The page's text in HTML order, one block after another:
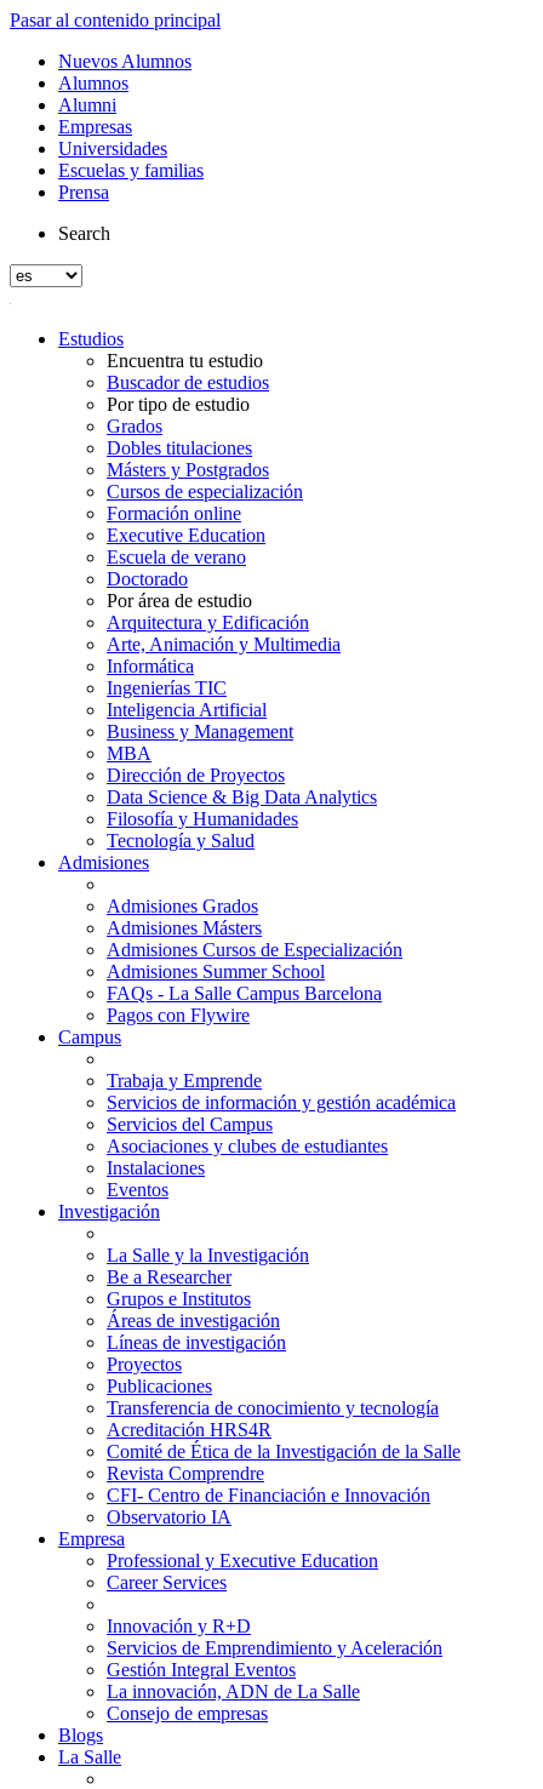
Pasar al contenido principal
Nuevos Alumnos
Alumnos
Alumni
Empresas
Universidades
Escuelas y familias
Prensa
Search
Estudios
Encuentra tu estudio
Buscador de estudios
Por tipo de estudio
Grados
Dobles titulaciones
Másters y Postgrados
Cursos de especialización
Formación online
Executive Education
Escuela de verano
Doctorado
Por área de estudio
Arquitectura y Edificación
Arte, Animación y Multimedia
Informática
Ingenierías TIC
Inteligencia Artificial
Business y Management
MBA
Dirección de Proyectos
Data Science & Big Data Analytics
Filosofía y Humanidades
Tecnología y Salud
Admisiones
Admisiones Grados
Admisiones Másters
Admisiones Cursos de Especialización
Admisiones Summer School
FAQs - La Salle Campus Barcelona
Pagos con Flywire
Campus
Trabaja y Emprende
Servicios de información y gestión académica
Servicios del Campus
Asociaciones y clubes de estudiantes
Instalaciones
Eventos
Investigación
La Salle y la Investigación
Be a Researcher
Grupos e Institutos
Áreas de investigación
Líneas de investigación
Proyectos
Publicaciones
Transferencia de conocimiento y tecnología
Acreditación HRS4R
Comité de Ética de la Investigación de la Salle
Revista Comprendre
CFI- Centro de Financiación e Innovación
Observatorio IA
Empresa
Professional y Executive Education
Career Services
Innovación y R+D
Servicios de Emprendimiento y Aceleración
Gestión Integral Eventos
La innovación, ADN de La Salle
Consejo de empresas
Blogs
La Salle